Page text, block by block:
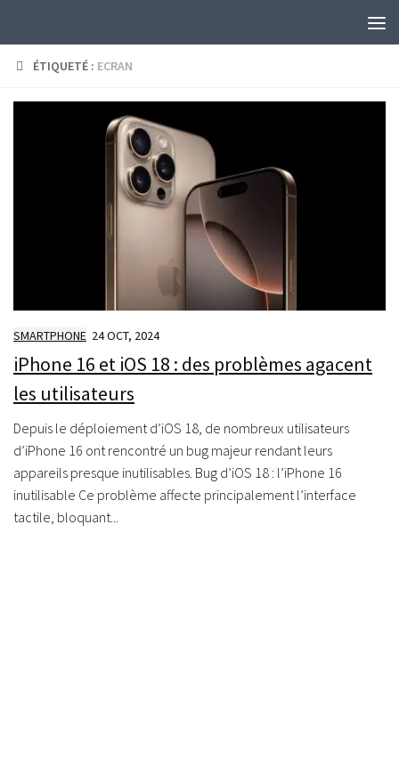
ÉTIQUETÉ : ECRAN
SMARTPHONE 24 OCT, 2024
iPhone 16 et iOS 18 : des problèmes agacent
les utilisateurs
Depuis le déploiement d’iOS 18, de nombreux utilisateurs
d’iPhone 16 ont rencontré un bug majeur rendant leurs
appareils presque inutilisables. Bug d’iOS 18 : l’iPhone 16
inutilisable Ce problème affecte principalement l’interface
tactile, bloquant...